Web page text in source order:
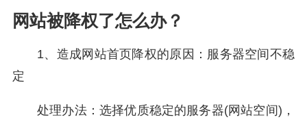
网站被降权了怎么办？
1、造成网站首页降权的原因：服务器空间不稳
定
处理办法：选择优质稳定的服务器(网站空间)，